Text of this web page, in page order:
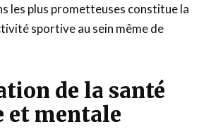
les plus prometteuses constitue la
sportive au sein même de
de la santé
et mentale